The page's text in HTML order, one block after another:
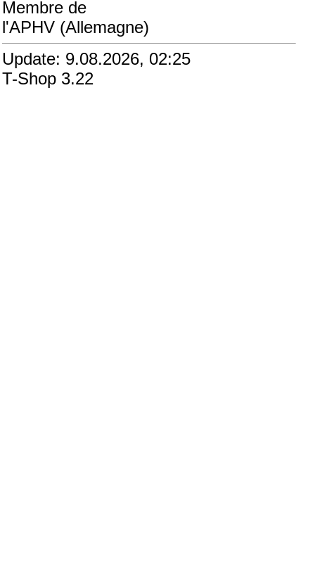
Membre de
l'APHV (Allemagne)
Update: 9.08.2026, 02:25
T-Shop 3.22